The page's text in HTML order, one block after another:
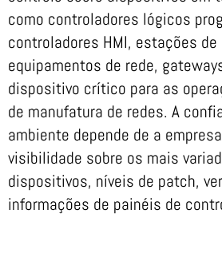
como controladores lógicos
controladores HMI, estações de
equipamentos de rede,
dispositivo crítico para as
de manufatura de redes. A
ambiente depende de a
visibilidade sobre os mais
dispositivos, níveis de patch,
informações de painéis de